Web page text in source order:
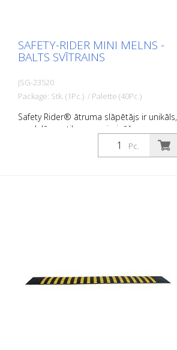
SAFETY-RIDER MINI MELNS -
BALTS SVĪTRAINS
JSG-23520
Package: Stk. (1Pc.) / Palette (40Pc.)
Safety Rider® ātruma slāpētājs ir unikāls,
modulārs satiksmes mierināšanas
modulis, kas palēnina satiksmi, vienlaikus
saglabājot nepārtrauktu satiksmes
labi redzami sliktos laika apstākļos un
naktī. - ir viegli uzstādāmas - var realizēt
Pc.